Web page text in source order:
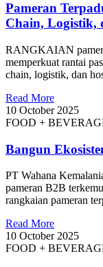
Pameran
Chain, Logistik,
RANGKAIAN
memperkuat rantai
chain, logistik, dan
Read More
10 October 2025
FOOD +
Bangun
PT Wahana
pameran B2B
rangkaian pameran
Read More
10 October 2025
FOOD +